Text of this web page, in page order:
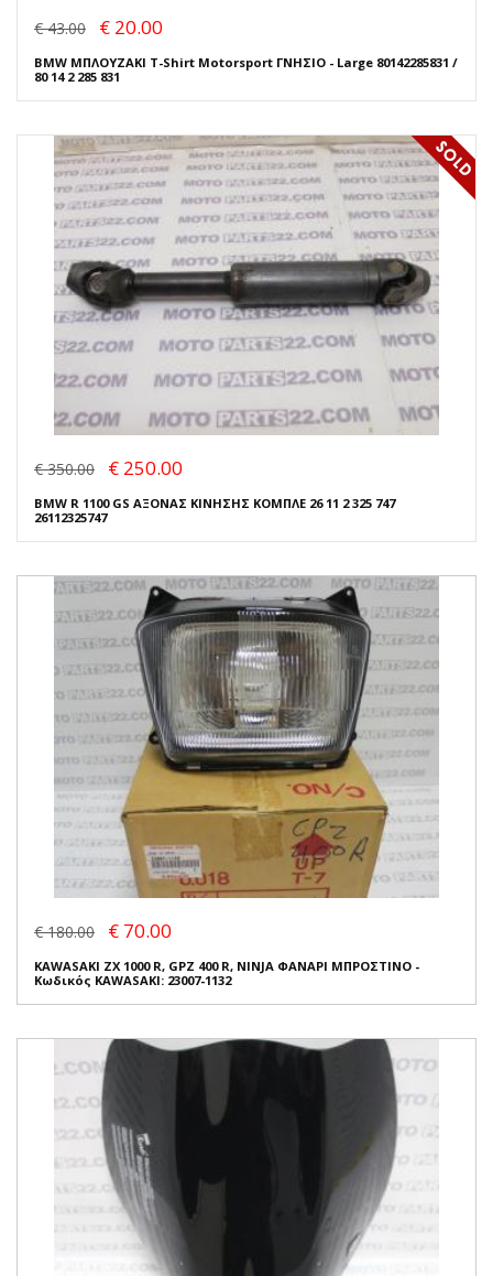
€ 43.00 € 20.00
BMW ΜΠΛΟΥΖΑΚΙ T-Shirt Motorsport ΓΝΗΣΙΟ - Large 80142285831 /
80 14 2 285 831
€ 350.00 € 250.00
BMW R 1100 GS ΑΞΟΝΑΣ ΚΙΝΗΣΗΣ ΚΟΜΠΛΕ 26 11 2 325 747
26112325747
€ 180.00 € 70.00
KAWASAKI ZX 1000 R, GPZ 400 R, NINJA ΦΑΝΑΡΙ ΜΠΡΟΣΤΙΝΟ -
Κωδικός KAWASAKI: 23007-1132